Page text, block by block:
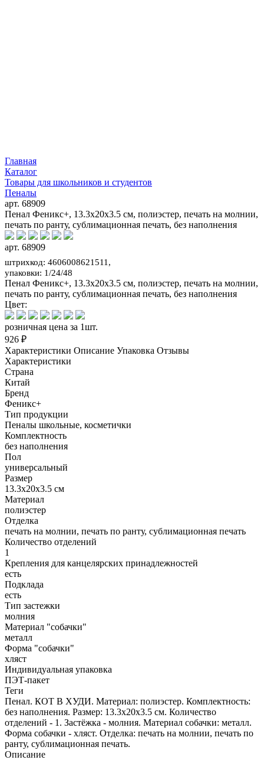
Главная
Каталог
Товары для школьников и студентов
Пеналы
арт. 68909
Пенал Феникс+, 13.3x20x3.5 см, полиэстер, печать на молнии,
печать по ранту, сублимационная печать, без наполнения
арт. 68909
штрихкод: 4606008621511,
упаковки: 1/24/48
Пенал Феникс+, 13.3x20x3.5 см, полиэстер, печать на молнии,
печать по ранту, сублимационная печать, без наполнения
Цвет:
розничная цена за 1шт.
926 ₽
Характеристики Описание Упаковка Отзывы
Характеристики
Страна
Китай
Бренд
Феникс+
Тип продукции
Пеналы школьные, косметички
Комплектность
без наполнения
Пол
универсальный
Размер
13.3x20x3.5 см
Материал
полиэстер
Отделка
печать на молнии, печать по ранту, сублимационная печать
Количество отделений
1
Крепления для канцелярских принадлежностей
есть
Подклада
есть
Тип застежки
молния
Материал "собачки"
металл
Форма "собачки"
хляст
Индивидуальная упаковка
ПЭТ-пакет
Теги
Пенал. КОТ В ХУДИ. Материал: полиэстер. Комплектность:
без наполнения. Размер: 13.3x20x3.5 см. Количество
отделений - 1. Застёжка - молния. Материал собачки: металл.
Форма собачки - хляст. Отделка: печать на молнии, печать по
ранту, сублимационная печать.
Описание